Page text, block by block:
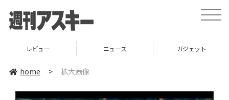
toggle
レビュー ニュース ガジェット
home > 拡大画像